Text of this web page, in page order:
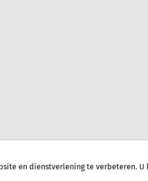
en dienstverlening te verbeteren. U